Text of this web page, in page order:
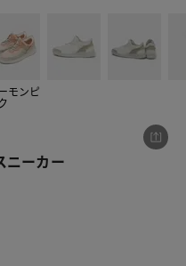
モンピ
ニーカー